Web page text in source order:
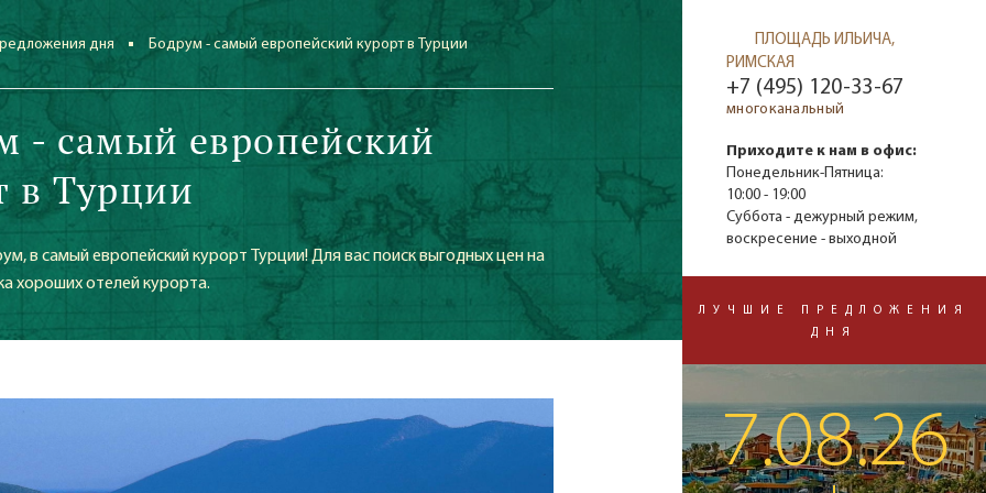
дня Бодрум - самый европейский курорт в Турции
- самый европейский
в Турции
в самый европейский курорт Турции! Для вас поиск выгодных цен на
хороших отелей курорта.
ПЛОЩАДЬ ИЛЬИЧА,
РИМСКАЯ
+7 (495) 120-33-67
многоканальный
Приходите к нам в офис:
Понедельник-Пятница:
10:00 - 19:00
Суббота - дежурный режим,
воскресение - выходной
ЛУЧШИЕ ПРЕДЛОЖЕНИЯ
ДНЯ
7.08.26